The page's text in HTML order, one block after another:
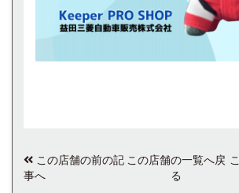
この店舗の前の記
事へ
この店舗の一覧へ戻
る